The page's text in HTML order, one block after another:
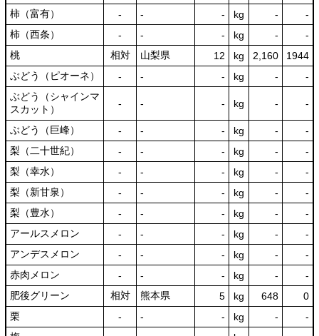
柿（富有）
‐ ‐ ‐ kg -
‐
柿（西条）
‐ ‐ ‐ kg -
‐
桃
相対 山梨県 12 kg 2,160
1944
ぶどう（ピオーネ）
‐ ‐ ‐ kg -
‐
ぶどう（シャインマ
スカット）
‐ ‐ ‐ kg - ‐
ぶどう（巨峰） ‐ ‐ ‐ kg -
‐
梨（二十世紀）
‐ ‐ ‐ kg -
‐
梨（幸水）
‐ ‐ ‐ kg -
‐
梨（新甘泉）
‐ ‐ ‐ kg -
‐
梨（豊水）
‐ ‐ ‐ kg -
‐
アールスメロン
‐ ‐ ‐ kg -
‐
アンデスメロン
‐ ‐ ‐ kg -
‐
赤肉メロン
‐ ‐ ‐ kg -
‐
肥後グリーン
相対 熊本県 5 kg 648
0
栗
‐ ‐ ‐ kg -
‐